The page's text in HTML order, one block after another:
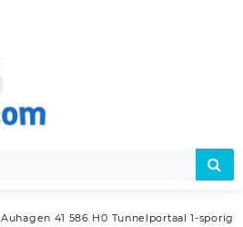
Auhagen 41 586 H0 Tunnelportaal 1-sporig